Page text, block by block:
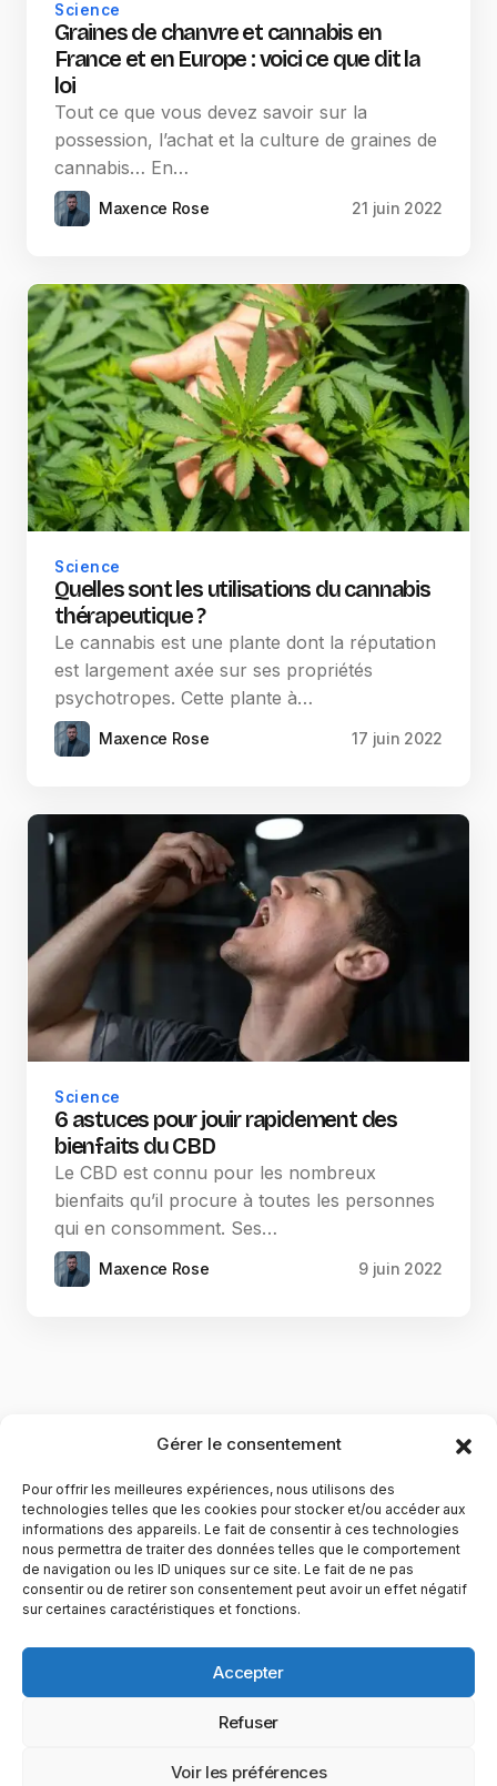
Gérer le consentement
Pour offrir les meilleures expériences, nous utilisons des
technologies telles que les cookies pour stocker et/ou accéder aux
informations des appareils. Le fait de consentir à ces technologies
nous permettra de traiter des données telles que le comportement
de navigation ou les ID uniques sur ce site. Le fait de ne pas
consentir ou de retirer son consentement peut avoir un effet négatif
sur certaines caractéristiques et fonctions.
Accepter
Refuser
Voir les préférences
Science
Graines de chanvre et cannabis en
France et en Europe : voici ce que dit la
loi
Tout ce que vous devez savoir sur la
possession, l’achat et la culture de graines de
cannabis… En…
Maxence Rose 21 juin 2022
Science
Quelles sont les utilisations du cannabis
thérapeutique ?
Le cannabis est une plante dont la réputation
est largement axée sur ses propriétés
psychotropes. Cette plante à…
Maxence Rose 17 juin 2022
Science
6 astuces pour jouir rapidement des
bienfaits du CBD
Le CBD est connu pour les nombreux
bienfaits qu’il procure à toutes les personnes
qui en consomment. Ses…
Maxence Rose 9 juin 2022
YubiGeek est un média français dédié aux nouvelles
technologies, à la culture geek et au numérique. Fondé par
du web, du gaming et de la science, avec une approche